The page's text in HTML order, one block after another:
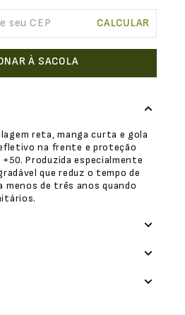
À SACOLA
reta, manga curta e gola
na frente e proteção
Produzida especialmente
que reduz o tempo de
menos de três anos quando